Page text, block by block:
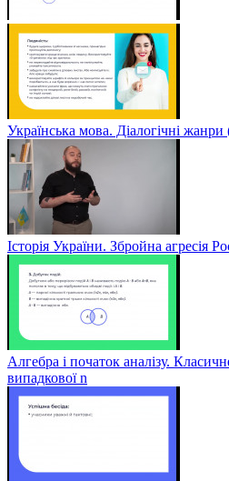
Українська мова. Діалогічні
Історія України. Збройна агресія
Алгебра і початок аналізу.
випадкової n